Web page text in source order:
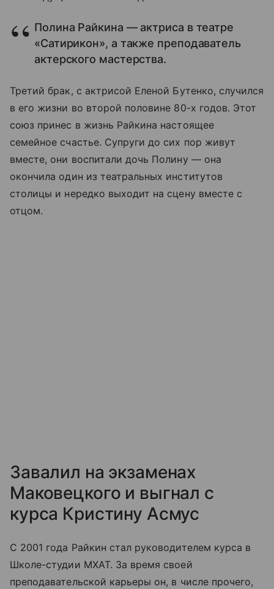
Полина Райкина — актриса в театре
«Сатирикон», а также преподаватель
актерского мастерства.
Третий брак, с актрисой Еленой Бутенко, случился
в его жизни во второй половине 80-х годов. Этот
союз принес в жизнь Райкина настоящее
семейное счастье. Супруги до сих пор живут
вместе, они воспитали дочь Полину — она
окончила один из театральных институтов
столицы и нередко выходит на сцену вместе с
отцом.
Завалил на экзаменах
Маковецкого и выгнал с
курса Кристину Асмус
С 2001 года Райкин стал руководителем курса в
Школе-студии МХАТ. За время своей
преподавательской карьеры он, в числе прочего,